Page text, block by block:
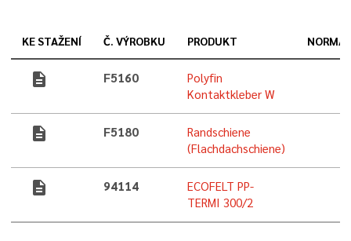
KE STAŽENÍ Č. VÝROBKU PRODUKT NORMA
description F5160
Polyfin
Kontaktkleber W
description F5180
Randschiene
(Flachdachschiene)
description 94114
ECOFELT PP-
TERMI 300/2